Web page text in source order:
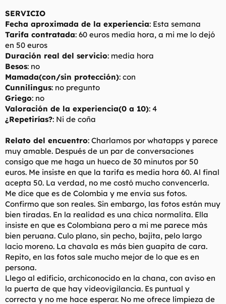
SERVICIO
Fecha aproximada de la experiencia: Esta semana
Tarifa contratada: 60 euros media hora, a mi me lo dejó
en 50 euros
Duración real del servicio: media hora
Besos: no
Mamada(con/sin protección): con
Cunnilingus: no pregunto
Griego: no
Valoración de la experiencia(0 a 10): 4
¿Repetirías?: Ni de coña
Relato del encuentro: Charlamos por whatapps y parece
muy amable. Después de un par de conversaciones
consigo que me haga un hueco de 30 minutos por 50
euros. Me insiste en que la tarifa es media hora 60. Al final
acepta 50. La verdad, no me costó mucho convencerla.
Me dice que es de Colombia y me envía sus fotos.
Confirmo que son reales. Sin embargo, las fotos están muy
bien tiradas. En la realidad es una chica normalita. Ella
insiste en que es Colombiana pero a mi me parece más
bien peruana. Culo plano, sin pecho, bajita, pelo largo
lacio moreno. La chavala es más bien guapita de cara.
Repito, en las fotos sale mucho mejor de lo que es en
persona.
Llego al edificio, archiconocido en la chana, con aviso en
la puerta de que hay videovigilancia. Es puntual y
correcta y no me hace esperar. No me ofrece limpieza de